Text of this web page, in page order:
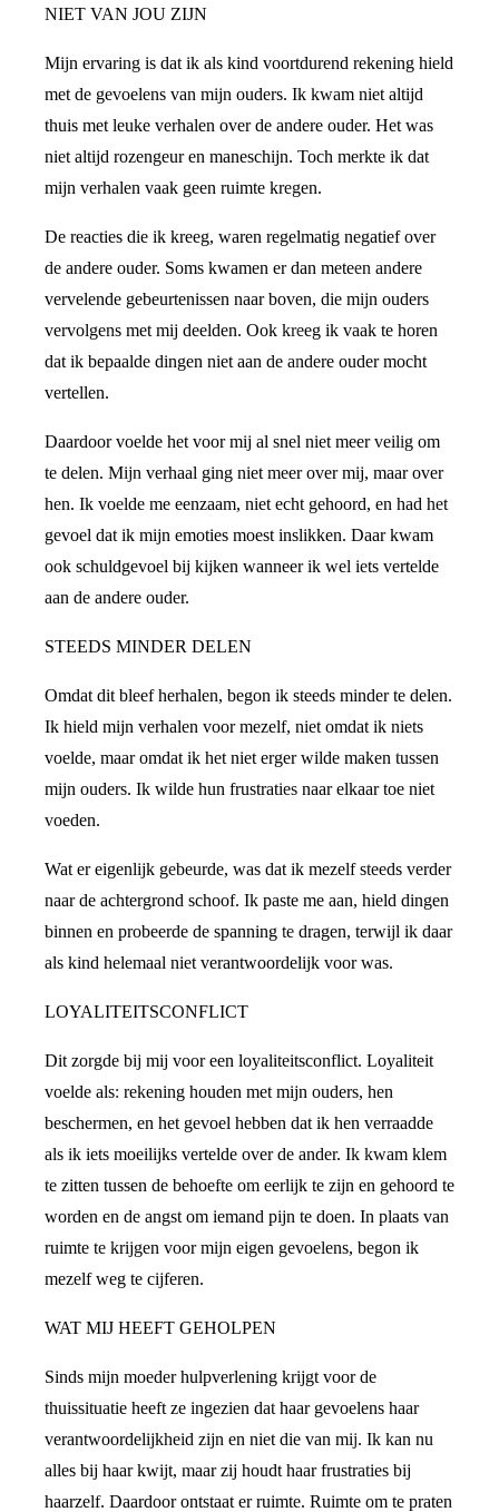
NIET VAN JOU ZIJN
Mijn ervaring is dat ik als kind voortdurend rekening hield
met de gevoelens van mijn ouders. Ik kwam niet altijd
thuis met leuke verhalen over de andere ouder. Het was
niet altijd rozengeur en maneschijn. Toch merkte ik dat
mijn verhalen vaak geen ruimte kregen.
De reacties die ik kreeg, waren regelmatig negatief over
de andere ouder. Soms kwamen er dan meteen andere
vervelende gebeurtenissen naar boven, die mijn ouders
vervolgens met mij deelden. Ook kreeg ik vaak te horen
dat ik bepaalde dingen niet aan de andere ouder mocht
vertellen.
Daardoor voelde het voor mij al snel niet meer veilig om
te delen. Mijn verhaal ging niet meer over mij, maar over
hen. Ik voelde me eenzaam, niet echt gehoord, en had het
gevoel dat ik mijn emoties moest inslikken. Daar kwam
ook schuldgevoel bij kijken wanneer ik wel iets vertelde
aan de andere ouder.
STEEDS MINDER DELEN
Omdat dit bleef herhalen, begon ik steeds minder te delen.
Ik hield mijn verhalen voor mezelf, niet omdat ik niets
voelde, maar omdat ik het niet erger wilde maken tussen
mijn ouders. Ik wilde hun frustraties naar elkaar toe niet
voeden.
Wat er eigenlijk gebeurde, was dat ik mezelf steeds verder
naar de achtergrond schoof. Ik paste me aan, hield dingen
binnen en probeerde de spanning te dragen, terwijl ik daar
als kind helemaal niet verantwoordelijk voor was.
LOYALITEITSCONFLICT
Dit zorgde bij mij voor een loyaliteitsconflict. Loyaliteit
voelde als: rekening houden met mijn ouders, hen
beschermen, en het gevoel hebben dat ik hen verraadde
als ik iets moeilijks vertelde over de ander. Ik kwam klem
te zitten tussen de behoefte om eerlijk te zijn en gehoord te
worden en de angst om iemand pijn te doen. In plaats van
ruimte te krijgen voor mijn eigen gevoelens, begon ik
mezelf weg te cijferen.
WAT MIJ HEEFT GEHOLPEN
Sinds mijn moeder hulpverlening krijgt voor de
thuissituatie heeft ze ingezien dat haar gevoelens haar
verantwoordelijkheid zijn en niet die van mij. Ik kan nu
alles bij haar kwijt, maar zij houdt haar frustraties bij
haarzelf. Daardoor ontstaat er ruimte. Ruimte om te praten